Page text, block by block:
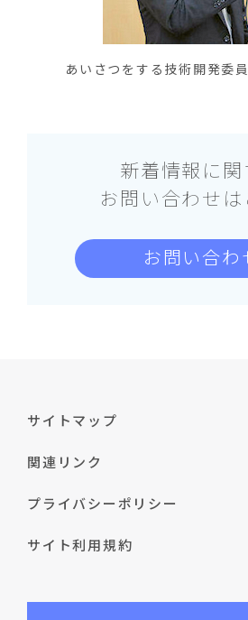
あいさつをする技術開発委
新着情報に関
お問い合わせは
お問い合わ
サイトマップ
関連リンク
プライバシーポリシー
サイト利用規約